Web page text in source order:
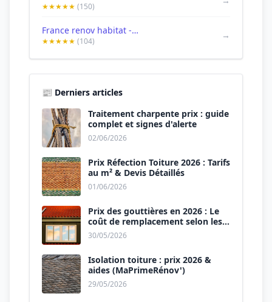
★★★★★ (150)
France renov habitat - Couvreur Bordeaux : Réparation Démoussage Dépannage Étanchéité Toiture Couverture Peinture 33 Gironde
★★★★★ (104)
→
📰 Derniers articles
Traitement charpente prix : guide
complet et signes d'alerte
02/06/2026
Prix Réfection Toiture 2026 : Tarifs
au m² & Devis Détaillés
01/06/2026
Prix des gouttières en 2026 : Le
coût de remplacement selon les
matériaux
30/05/2026
Isolation toiture : prix 2026 &
aides (MaPrimeRénov')
29/05/2026